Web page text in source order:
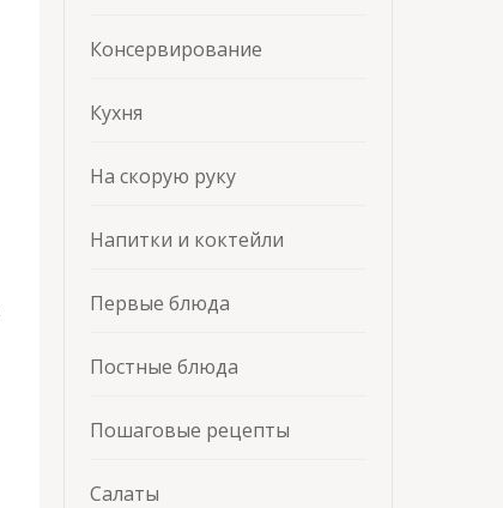
Консервирование
Кухня
На скорую руку
Напитки и коктейли
Первые блюда
Постные блюда
Пошаговые рецепты
Салаты